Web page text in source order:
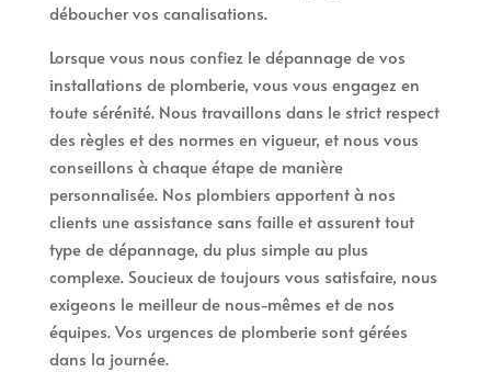
déboucher vos canalisations.
Lorsque vous nous confiez le dépannage de vos
installations de plomberie, vous vous engagez en
toute sérénité. Nous travaillons dans le strict respect
des règles et des normes en vigueur, et nous vous
conseillons à chaque étape de manière
personnalisée. Nos plombiers apportent à nos
clients une assistance sans faille et assurent tout
type de dépannage, du plus simple au plus
complexe. Soucieux de toujours vous satisfaire, nous
exigeons le meilleur de nous-mêmes et de nos
équipes. Vos urgences de plomberie sont gérées
dans la journée.